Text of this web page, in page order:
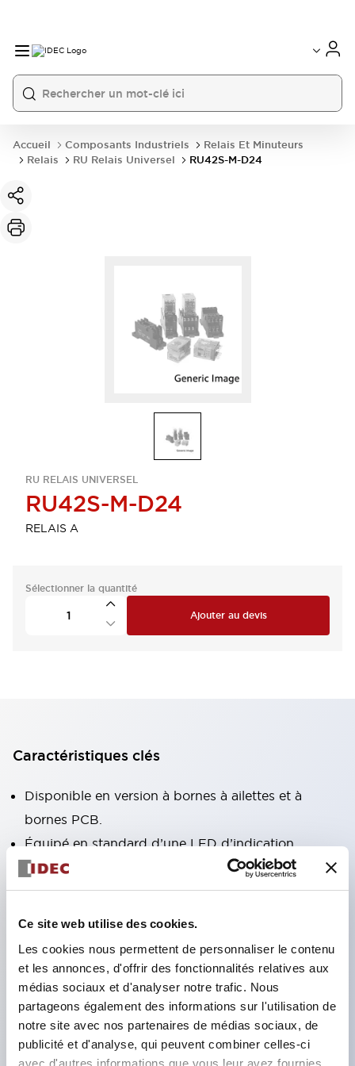
Ce site web utilise des cookies.
Les cookies nous permettent de personnaliser le contenu
et les annonces, d'offrir des fonctionnalités relatives aux
médias sociaux et d'analyser notre trafic. Nous
partageons également des informations sur l'utilisation de
notre site avec nos partenaires de médias sociaux, de
publicité et d'analyse, qui peuvent combiner celles-ci
avec d'autres informations que vous leur avez fournies
Accueil Composants Industriels
Relais Et Minuteurs
Relais
RU Relais Universel RU42S-M-D24
RU RELAIS UNIVERSEL
RU42S-M-D24
RELAIS A
Sélectionner la quantité
Ajouter au devis
Caractéristiques clés
Disponible en version à bornes à ailettes et à
bornes PCB.
Équipé en standard d’une LED d’indication
d’actionnement à haute luminosité sans polarité
(uniquement version à bornes à ailettes).
Indicateur mécanique pour vérifier l’état de
fonctionnement des contacts fourni en standard
(uniquement version à bornes à ailettes).
Équipé d’un levier de verrouillage coloré
permettant de distinguer les bobines AC et DC.